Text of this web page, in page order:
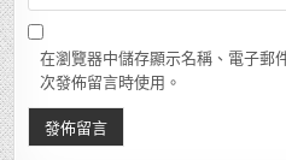
在瀏覽器中儲存顯示名稱、電子郵
次發佈留言時使用。